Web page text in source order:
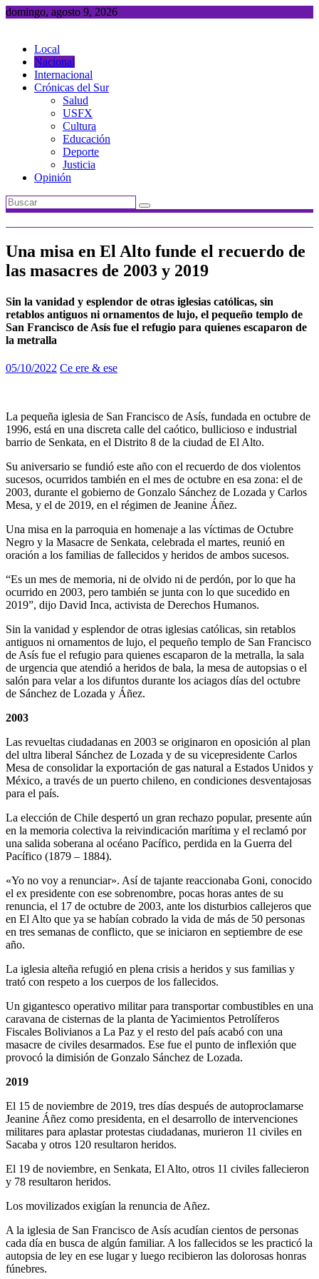
Saltar
domingo, agosto 9, 2026
Local
Nacional
Internacional
Crónicas del Sur
Salud
USFX
Cultura
Educación
Deporte
Justicia
Opinión
Una misa en El Alto funde el recuerdo de
las masacres de 2003 y 2019
Sin la vanidad y esplendor de otras iglesias católicas, sin
retablos antiguos ni ornamentos de lujo, el pequeño templo de
San Francisco de Asís fue el refugio para quienes escaparon de
la metralla
05/10/2022 Ce ere & ese
La pequeña iglesia de San Francisco de Asís, fundada en octubre de
1996, está en una discreta calle del caótico, bullicioso e industrial
barrio de Senkata, en el Distrito 8 de la ciudad de El Alto.
Su aniversario se fundió este año con el recuerdo de dos violentos
sucesos, ocurridos también en el mes de octubre en esa zona: el de
2003, durante el gobierno de Gonzalo Sánchez de Lozada y Carlos
Mesa, y el de 2019, en el régimen de Jeanine Áñez.
Una misa en la parroquia en homenaje a las víctimas de Octubre
Negro y la Masacre de Senkata, celebrada el martes, reunió en
oración a los familias de fallecidos y heridos de ambos sucesos.
“Es un mes de memoria, ni de olvido ni de perdón, por lo que ha
ocurrido en 2003, pero también se junta con lo que sucedido en
2019”, dijo David Inca, activista de Derechos Humanos.
Sin la vanidad y esplendor de otras iglesias católicas, sin retablos
antiguos ni ornamentos de lujo, el pequeño templo de San Francisco
de Asís fue el refugio para quienes escaparon de la metralla, la sala
de urgencia que atendió a heridos de bala, la mesa de autopsias o el
salón para velar a los difuntos durante los aciagos días del octubre
de Sánchez de Lozada y Áñez.
2003
Las revueltas ciudadanas en 2003 se originaron en oposición al plan
del ultra liberal Sánchez de Lozada y de su vicepresidente Carlos
Mesa de consolidar la exportación de gas natural a Estados Unidos y
México, a través de un puerto chileno, en condiciones desventajosas
para el país.
La elección de Chile despertó un gran rechazo popular, presente aún
en la memoria colectiva la reivindicación marítima y el reclamó por
una salida soberana al océano Pacífico, perdida en la Guerra del
Pacífico (1879 – 1884).
«Yo no voy a renunciar». Así de tajante reaccionaba Goni, conocido
el ex presidente con ese sobrenombre, pocas horas antes de su
renuncia, el 17 de octubre de 2003, ante los disturbios callejeros que
en El Alto que ya se habían cobrado la vida de más de 50 personas
en tres semanas de conflicto, que se iniciaron en septiembre de ese
año.
La iglesia alteña refugió en plena crisis a heridos y sus familias y
trató con respeto a los cuerpos de los fallecidos.
Un gigantesco operativo militar para transportar combustibles en una
caravana de cisternas de la planta de Yacimientos Petrolíferos
Fiscales Bolivianos a La Paz y el resto del país acabó con una
masacre de civiles desarmados. Ese fue el punto de inflexión que
provocó la dimisión de Gonzalo Sánchez de Lozada.
2019
El 15 de noviembre de 2019, tres días después de autoproclamarse
Jeanine Áñez como presidenta, en el desarrollo de intervenciones
militares para aplastar protestas ciudadanas, murieron 11 civiles en
Sacaba y otros 120 resultaron heridos.
El 19 de noviembre, en Senkata, El Alto, otros 11 civiles fallecieron
y 78 resultaron heridos.
Los movilizados exigían la renuncia de Añez.
A la iglesia de San Francisco de Asís acudían cientos de personas
cada día en busca de algún familiar. A los fallecidos se les practicó la
autopsia de ley en ese lugar y luego recibieron las dolorosas honras
fúnebres.